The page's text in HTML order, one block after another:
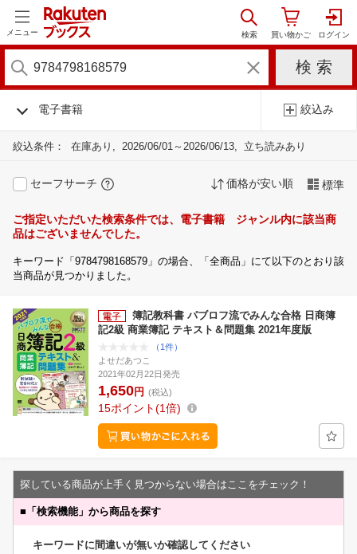
メニュー
電子書籍 絞込み
絞込条件： 在庫あり 2026/06/01～2026/06/13 立ち読みあり
セーフサーチ 価格が安い順 標準
ご指定いただいた検索条件では、電子書籍 ジャンル内に該当商
品はございませんでした。
キーワード「9784798168579」の場合、「全商品」にて以下のとおり該
当商品が見つかりました。
簿記教科書 パブロフ流でみんな合格 日商簿
記2級 商業簿記 テキスト＆問題集 2021年度版
（1件）
よせだあつこ
2021年02月22日発売
1,650円 (税込)
15ポイント 1倍
探している商品が上手く見つからない場合はここをチェック！
■ 「検索機能」から商品を探す
キーワードに間違いが無いか確認してください